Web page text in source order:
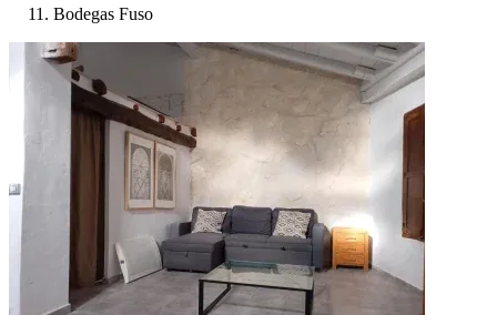
Bodegas Fuso